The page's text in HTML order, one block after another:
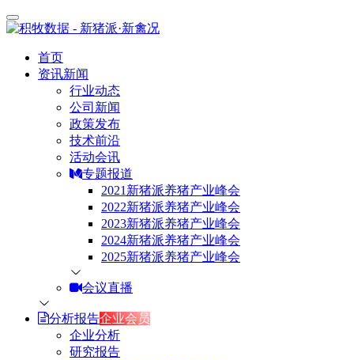
首页
资讯新闻
行业动态
公司新闻
政策发布
技术前沿
活动会讯
专题报道
2021新猪派养猪产业峰会
2022新猪派养猪产业峰会
2023新猪派养猪产业峰会
2024新猪派养猪产业峰会
2025新猪派养猪产业峰会
会议直播
分析报告企业会员
企业分析
研究报告